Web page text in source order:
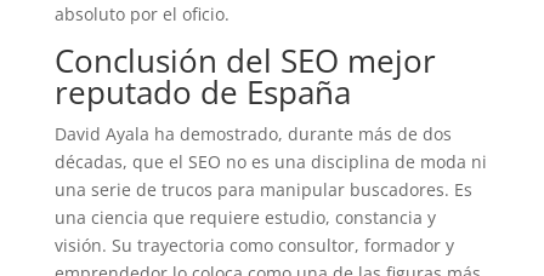
absoluto por el oficio.
Conclusión del SEO mejor
reputado de España
David Ayala ha demostrado, durante más de dos
décadas, que el SEO no es una disciplina de moda ni
una serie de trucos para manipular buscadores. Es
una ciencia que requiere estudio, constancia y
visión. Su trayectoria como consultor, formador y